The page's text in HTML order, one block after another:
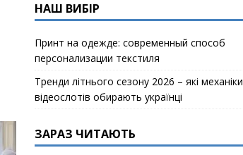
НАШ ВИБІР
Принт на одежде: современный способ
персонализации текстиля
Тренди літнього сезону 2026 – які механіки
відеослотів обирають українці
ЗАРАЗ ЧИТАЮТЬ